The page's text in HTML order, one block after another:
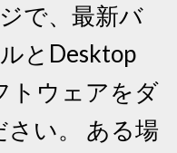
で、最新バ
とDesktop
トウェアをダ
さい。 ある場